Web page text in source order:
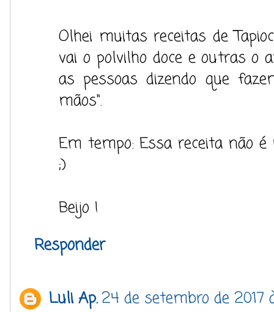
Olhei muitas receitas de
vai o polvilho doce e outras o
as pessoas dizendo que
mãos".
Em tempo: Essa receita não
;)
Beijo !
Responder
Luli Ap.24 de setembro de 2017